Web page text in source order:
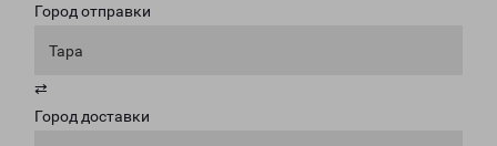
Город отправки
Тара
⇄
Город доставки